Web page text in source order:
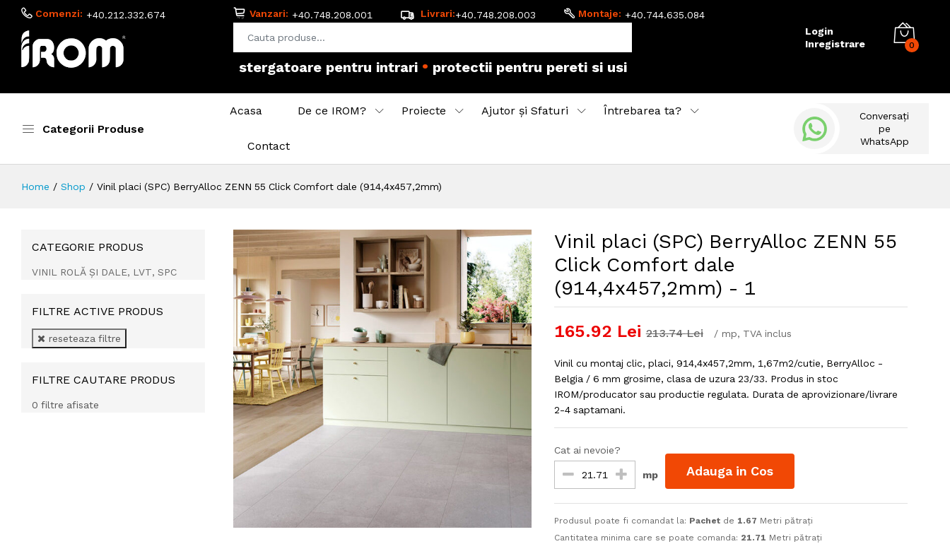
Comenzi: +40.212.332.674 Vanzari: +40.748.208.001 Livrari:+40.748.208.003 Montaje: +40.744.635.084
adezivi si accesorii pentru montaj•pardoseala flotanta
Login
Inregistrare
0
Categorii Produse
Acasa De ce IROM? Proiecte Ajutor și Sfaturi Întrebarea ta?
Contact
Conversați
pe
WhatsApp
Home Shop Vinil placi (SPC) BerryAlloc ZENN 55 Click Comfort dale (914,4x457,2mm)
Vinil placi (SPC) BerryAlloc ZENN 55
Click Comfort dale
(914,4x457,2mm) - 1
165.92 Lei 213.74 Lei / mp, TVA inclus
Vinil cu montaj clic, placi, 914,4x457,2mm, 1,67m2/cutie, BerryAlloc -
Belgia / 6 mm grosime, clasa de uzura 23/33. Produs in stoc
IROM/producator sau productie regulata. Durata de aprovizionare/livrare
2-4 saptamani.
Cat ai nevoie?
mp Adauga in Cos
Produsul poate fi comandat la: Pachetde 1.67 Metri pătrați
Cantitatea minima care se poate comanda: 21.71 Metri pătrați
CATEGORIE PRODUS
VINIL ROLĂ ȘI DALE, LVT, SPC
FILTRE ACTIVE PRODUS
reseteaza filtre
FILTRE CAUTARE PRODUS
0 filtre afisate